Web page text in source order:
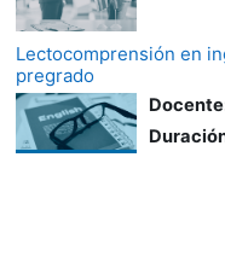
Lectocomprensión en
pregrado